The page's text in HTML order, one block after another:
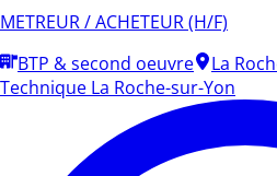
METREUR / ACHETEUR (H/F)
BTP & second oeuvre
La
Technique La Roche-sur-Yon